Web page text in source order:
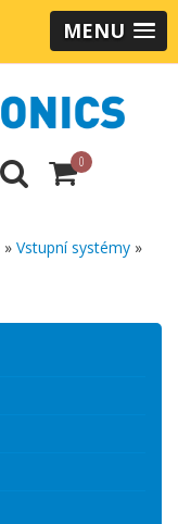
MENU
0
» Vstupní systémy »